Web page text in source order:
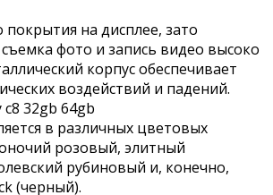
на дисплее, зато
фото и запись видео высоко
корпус обеспечивает
воздействий и падений.
в различных цветовых
розовый, элитный
рубиновый и, конечно,
(черный).